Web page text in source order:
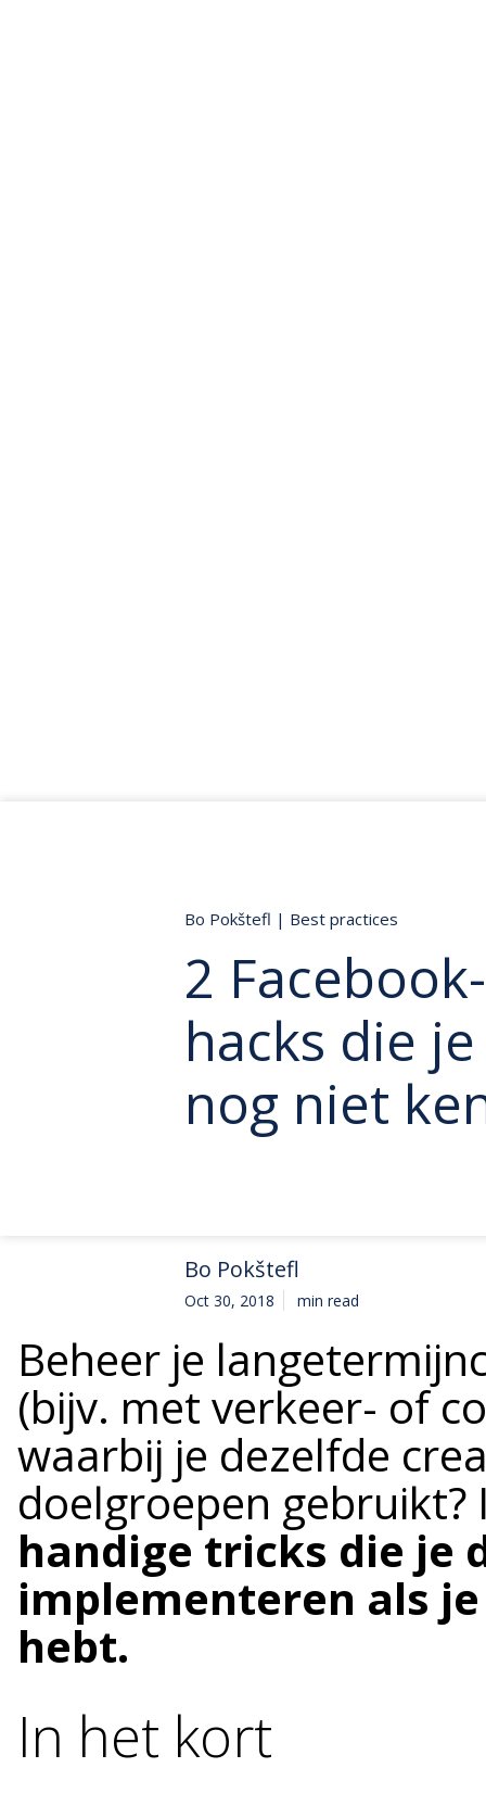
Bo Pokštefl | Best practices
2
hacks die
nog niet
Bo Pokštefl
Oct 30, 2018 min read
Beheer je
(bijv. met verkeer- of
waarbij je dezelfde
doelgroepen
handige tricks die je
implementeren als
hebt.
In het kort